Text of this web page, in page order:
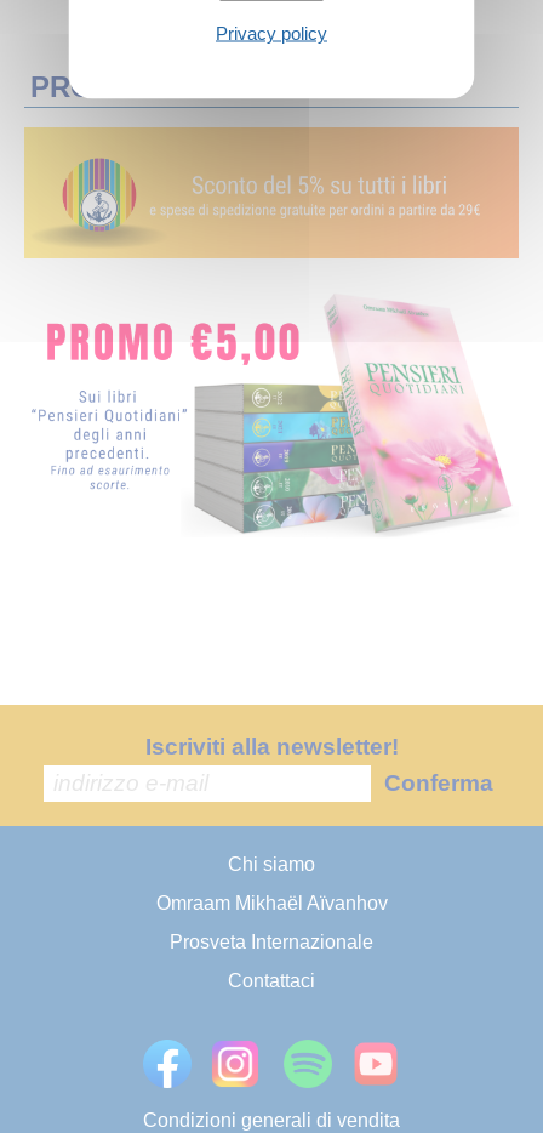
PROMOZIONI
Iscriviti alla newsletter!
Conferma
Chi siamo
Omraam Mikhaël Aïvanhov
Prosveta Internazionale
Contattaci
Condizioni generali di vendita
Privacy policy